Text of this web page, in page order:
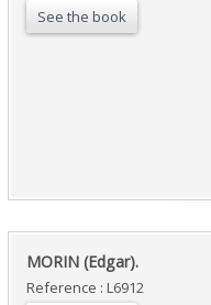
See the book
‎MORIN (Edgar).‎
Reference : L6912